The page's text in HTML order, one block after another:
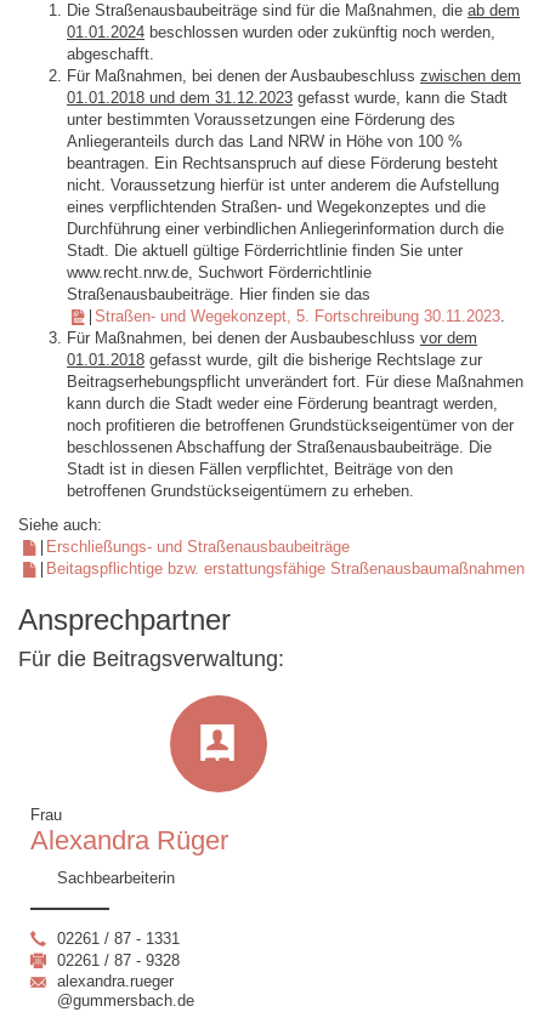
Die Straßenausbaubeiträge sind für die Maßnahmen, die ab dem
01.01.2024 beschlossen wurden oder zukünftig noch werden,
abgeschafft.
Für Maßnahmen, bei denen der Ausbaubeschluss zwischen dem
01.01.2018 und dem 31.12.2023 gefasst wurde, kann die Stadt
unter bestimmten Voraussetzungen eine Förderung des
Anliegeranteils durch das Land NRW in Höhe von 100 %
beantragen. Ein Rechtsanspruch auf diese Förderung besteht
nicht. Voraussetzung hierfür ist unter anderem die Aufstellung
eines verpflichtenden Straßen- und Wegekonzeptes und die
Durchführung einer verbindlichen Anliegerinformation durch die
Stadt. Die aktuell gültige Förderrichtlinie finden Sie unter
www.recht.nrw.de, Suchwort Förderrichtlinie
Straßenausbaubeiträge. Hier finden sie das
Straßen- und Wegekonzept, 5. Fortschreibung 30.11.2023.
Für Maßnahmen, bei denen der Ausbaubeschluss vor dem
01.01.2018 gefasst wurde, gilt die bisherige Rechtslage zur
Beitragserhebungspflicht unverändert fort. Für diese Maßnahmen
kann durch die Stadt weder eine Förderung beantragt werden,
noch profitieren die betroffenen Grundstückseigentümer von der
beschlossenen Abschaffung der Straßenausbaubeiträge. Die
Stadt ist in diesen Fällen verpflichtet, Beiträge von den
betroffenen Grundstückseigentümern zu erheben.
Siehe auch:
Erschließungs- und Straßenausbaubeiträge
Beitagspflichtige bzw. erstattungsfähige Straßenausbaumaßnahmen
Ansprechpartner
Für die Beitragsverwaltung:
Frau
Alexandra Rüger
Sachbearbeiterin
02261 / 87 - 1331
02261 / 87 - 9328
alexandra.rueger
@gummersbach.de